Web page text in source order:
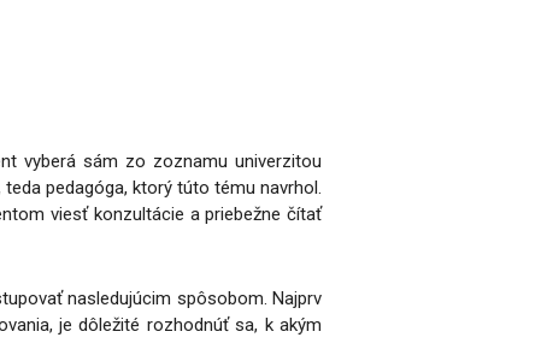
vyberá sám zo zoznamu univerzitou
pedagóga, ktorý túto tému navrhol.
viesť konzultácie a priebežne čítať
nasledujúcim spôsobom. Najprv
je dôležité rozhodnúť sa, k akým